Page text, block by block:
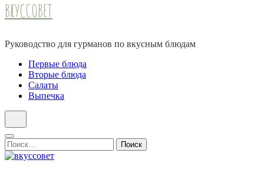
ВКУССОВЕТ
Руководство для гурманов по вкусным блюдам
Первые блюда
Вторые блюда
Салаты
Выпечка
Найти: